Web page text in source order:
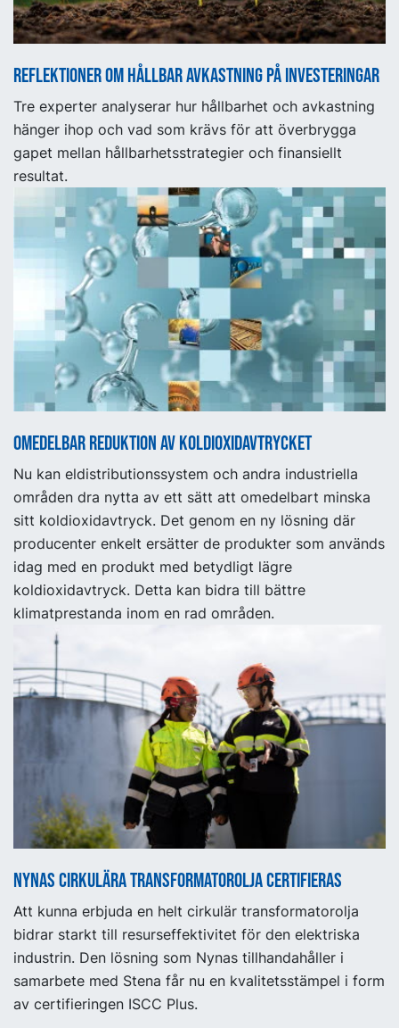
Reflektioner om hållbar avkastning på investeringar
Tre experter analyserar hur hållbarhet och avkastning
hänger ihop och vad som krävs för att överbrygga
gapet mellan hållbarhetsstrategier och finansiellt
resultat.
Omedelbar reduktion av koldioxidavtrycket
Nu kan eldistributionssystem och andra industriella
områden dra nytta av ett sätt att omedelbart minska
sitt koldioxidavtryck. Det genom en ny lösning där
producenter enkelt ersätter de produkter som används
idag med en produkt med betydligt lägre
koldioxidavtryck. Detta kan bidra till bättre
klimatprestanda inom en rad områden.
Nynas cirkulära transformatorolja certifieras
Att kunna erbjuda en helt cirkulär transformatorolja
bidrar starkt till resurseffektivitet för den elektriska
industrin. Den lösning som Nynas tillhandahåller i
samarbete med Stena får nu en kvalitetsstämpel i form
av certifieringen ISCC Plus.